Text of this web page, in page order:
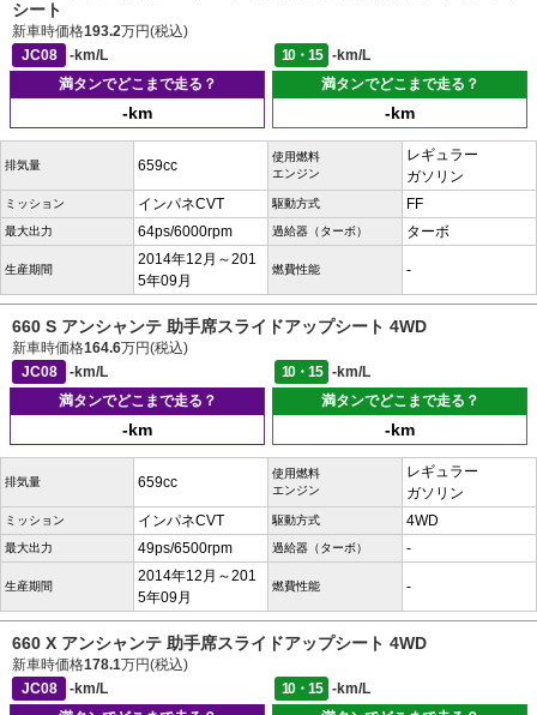
シート
新車時価格193.2万円(税込)
JC08
-km/L 10・15
-km/L
満タンでどこまで走る？
-km
満タンでどこまで走る？
-km
排気量 659cc
使用燃料
エンジン
レギュラー
ガソリン
ミッション インパネCVT 駆動方式 FF
最大出力 64ps/6000rpm 過給器（ターボ） ターボ
生産期間
2014年12月～201
5年09月
燃費性能 -
660 S アンシャンテ 助手席スライドアップシート 4WD
新車時価格164.6万円(税込)
JC08
-km/L 10・15
-km/L
満タンでどこまで走る？
-km
満タンでどこまで走る？
-km
排気量 659cc
使用燃料
エンジン
レギュラー
ガソリン
ミッション インパネCVT 駆動方式 4WD
最大出力 49ps/6500rpm 過給器（ターボ） -
生産期間
2014年12月～201
5年09月
燃費性能 -
660 X アンシャンテ 助手席スライドアップシート 4WD
新車時価格178.1万円(税込)
JC08
-km/L 10・15
-km/L